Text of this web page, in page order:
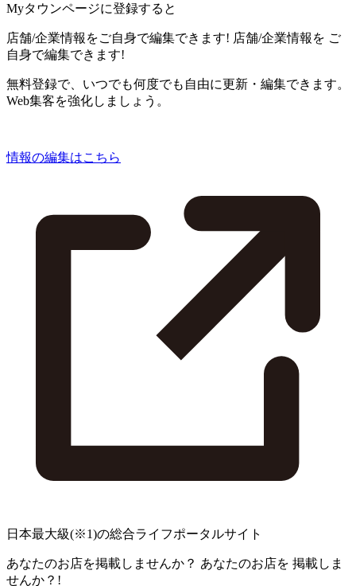
Myタウンページに登録すると
店舗/企業情報をご自身で編集できます! 店舗/企業情報を ご
自身で編集できます!
無料登録で、いつでも何度でも自由に更新・編集できます。
Web集客を強化しましょう。
情報の編集はこちら
日本最大級(※1)の総合ライフポータルサイト
あなたのお店を掲載しませんか？ あなたのお店を 掲載しま
せんか？!